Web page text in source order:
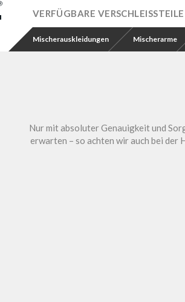
VERFÜGBARE
Mischerauskleidungen Mischerarme
Nur mit absoluter Genauigkeit und
erwarten – so achten wir auch bei